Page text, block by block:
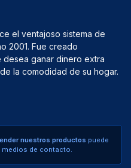
el ventajoso sistema de
2001. Fue creado
desea ganar dinero extra
la comodidad de su hogar.
nuestros productos puede
de contacto.